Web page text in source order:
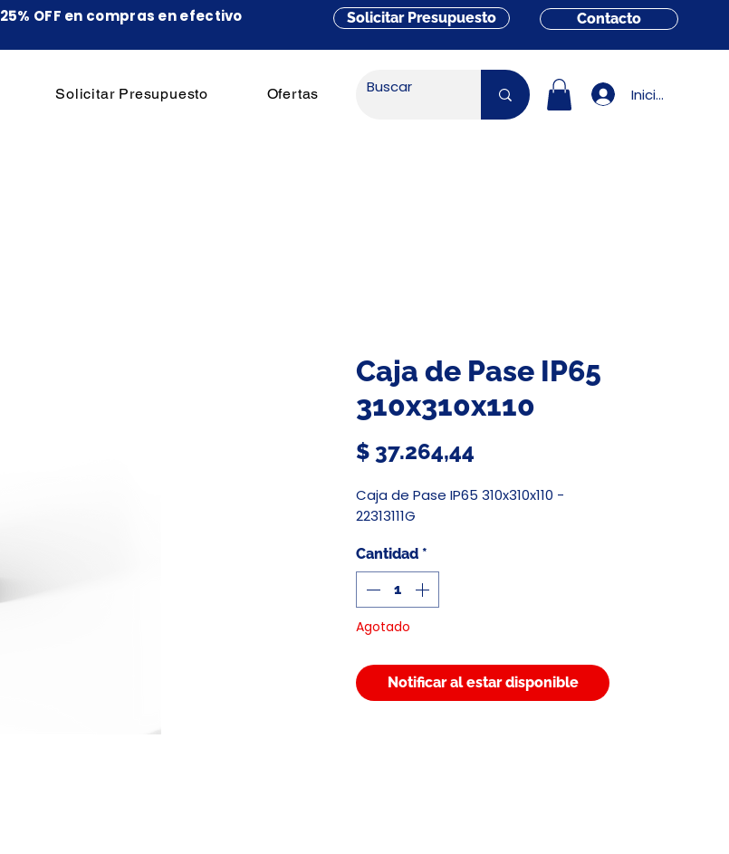
25% OFF en compras en efectivo Solicitar Presupuesto Contacto
Solicitar Presupuesto Ofertas Iniciar sesión
Caja de Pase IP65
310x310x110
$ 37.264,44
Caja de Pase IP65 310x310x110 -
22313111G
Cantidad *
Agotado
Notificar al estar disponible